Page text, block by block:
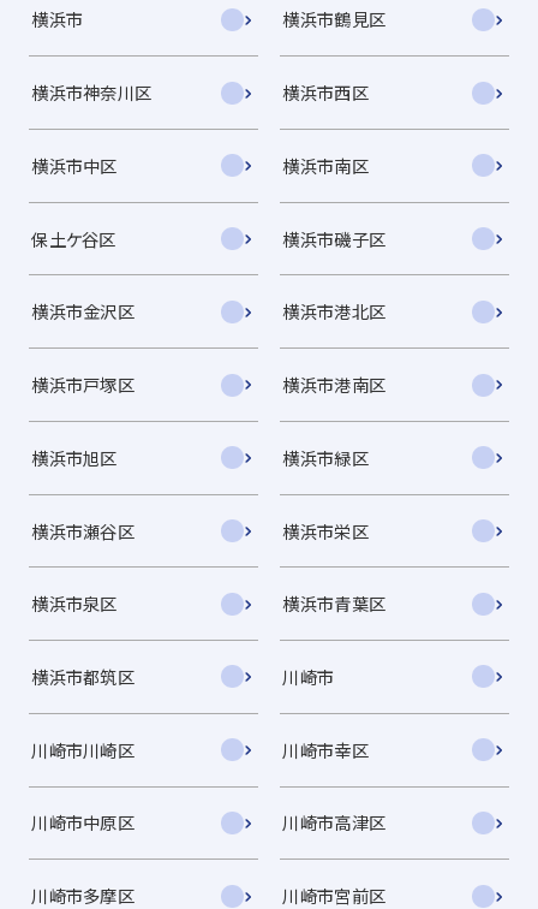
横浜市 横浜市鶴見区
横浜市神奈川区 横浜市西区
横浜市中区 横浜市南区
保土ケ谷区 横浜市磯子区
横浜市金沢区 横浜市港北区
横浜市戸塚区 横浜市港南区
横浜市旭区 横浜市緑区
横浜市瀬谷区 横浜市栄区
横浜市泉区 横浜市青葉区
横浜市都筑区 川崎市
川崎市川崎区 川崎市幸区
川崎市中原区 川崎市高津区
川崎市多摩区 川崎市宮前区